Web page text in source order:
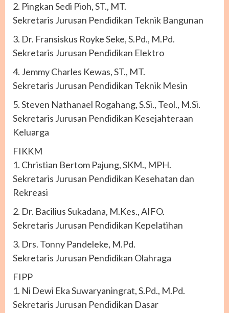
2. Pingkan Sedi Pioh, ST., MT.
Sekretaris Jurusan Pendidikan Teknik Bangunan
3. Dr. Fransiskus Royke Seke, S.Pd., M.Pd.
Sekretaris Jurusan Pendidikan Elektro
4. Jemmy Charles Kewas, ST., MT.
Sekretaris Jurusan Pendidikan Teknik Mesin
5. Steven Nathanael Rogahang, S.Si., Teol., M.Si.
Sekretaris Jurusan Pendidikan Kesejahteraan
Keluarga
FIKKM
1. Christian Bertom Pajung, SKM., MPH.
Sekretaris Jurusan Pendidikan Kesehatan dan
Rekreasi
2. Dr. Bacilius Sukadana, M.Kes., AIFO.
Sekretaris Jurusan Pendidikan Kepelatihan
3. Drs. Tonny Pandeleke, M.Pd.
Sekretaris Jurusan Pendidikan Olahraga
FIPP
1. Ni Dewi Eka Suwaryaningrat, S.Pd., M.Pd.
Sekretaris Jurusan Pendidikan Dasar